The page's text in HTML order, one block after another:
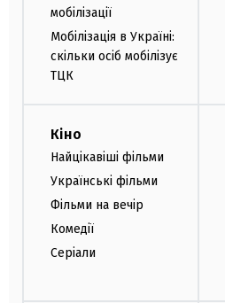
мобілізації
Мобілізація в Україні:
скільки осіб мобілізує
ТЦК
Кіно
Найцікавіші фільми
Українські фільми
Фільми на вечір
Комедії
Серіали